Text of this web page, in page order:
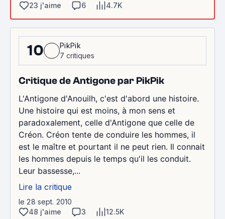
23 j'aime
6 4.7K
10
PikPik
7 critiques
Critique de Antigone par PikPik
L'Antigone d'Anouilh, c'est d'abord une histoire.
Une histoire qui est moins, à mon sens et
paradoxalement, celle d'Antigone que celle de
Créon. Créon tente de conduire les hommes, il
est le maître et pourtant il ne peut rien. Il connait
les hommes depuis le temps qu'il les conduit.
Leur bassesse,...
Lire la critique
le 28 sept. 2010
48 j'aime
3 12.5K